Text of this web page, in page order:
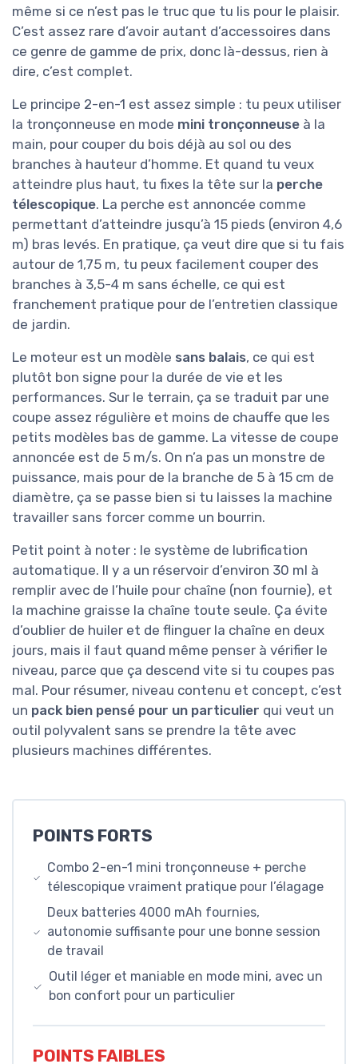
même si ce n’est pas le truc que tu lis pour le plaisir.
C’est assez rare d’avoir autant d’accessoires dans
ce genre de gamme de prix, donc là-dessus, rien à
dire, c’est complet.
Le principe 2-en-1 est assez simple : tu peux utiliser
la tronçonneuse en mode mini tronçonneuse à la
main, pour couper du bois déjà au sol ou des
branches à hauteur d’homme. Et quand tu veux
atteindre plus haut, tu fixes la tête sur la perche
télescopique. La perche est annoncée comme
permettant d’atteindre jusqu’à 15 pieds (environ 4,6
m) bras levés. En pratique, ça veut dire que si tu fais
autour de 1,75 m, tu peux facilement couper des
branches à 3,5-4 m sans échelle, ce qui est
franchement pratique pour de l’entretien classique
de jardin.
Le moteur est un modèle sans balais, ce qui est
plutôt bon signe pour la durée de vie et les
performances. Sur le terrain, ça se traduit par une
coupe assez régulière et moins de chauffe que les
petits modèles bas de gamme. La vitesse de coupe
annoncée est de 5 m/s. On n’a pas un monstre de
puissance, mais pour de la branche de 5 à 15 cm de
diamètre, ça se passe bien si tu laisses la machine
travailler sans forcer comme un bourrin.
Petit point à noter : le système de lubrification
automatique. Il y a un réservoir d’environ 30 ml à
remplir avec de l’huile pour chaîne (non fournie), et
la machine graisse la chaîne toute seule. Ça évite
d’oublier de huiler et de flinguer la chaîne en deux
jours, mais il faut quand même penser à vérifier le
niveau, parce que ça descend vite si tu coupes pas
mal. Pour résumer, niveau contenu et concept, c’est
un pack bien pensé pour un particulier qui veut un
outil polyvalent sans se prendre la tête avec
plusieurs machines différentes.
POINTS FORTS
Combo 2-en-1 mini tronçonneuse + perche
télescopique vraiment pratique pour l’élagage
Deux batteries 4000 mAh fournies,
autonomie suffisante pour une bonne session
de travail
Outil léger et maniable en mode mini, avec un
bon confort pour un particulier
POINTS FAIBLES